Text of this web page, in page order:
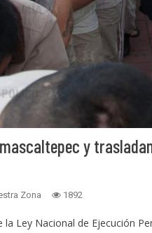
y
Zona 1892
Ley Nacional de Ejecución